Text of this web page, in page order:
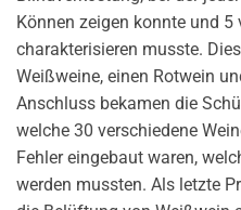
Können zeigen konnte und 5
charakterisieren musste.
Weißweine, einen Rotwein
Anschluss bekamen die
welche 30 verschiedene
Fehler eingebaut waren,
werden mussten. Als letzte